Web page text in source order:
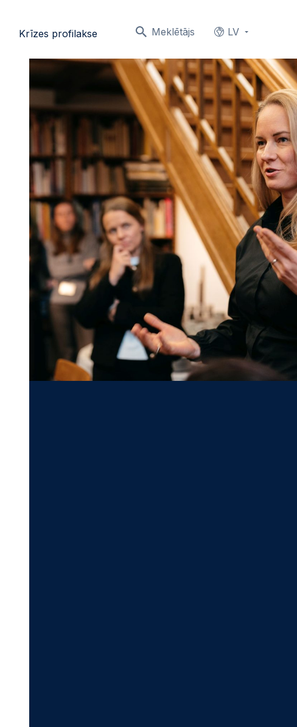
Meklētājs LV
Krīzes profilakse